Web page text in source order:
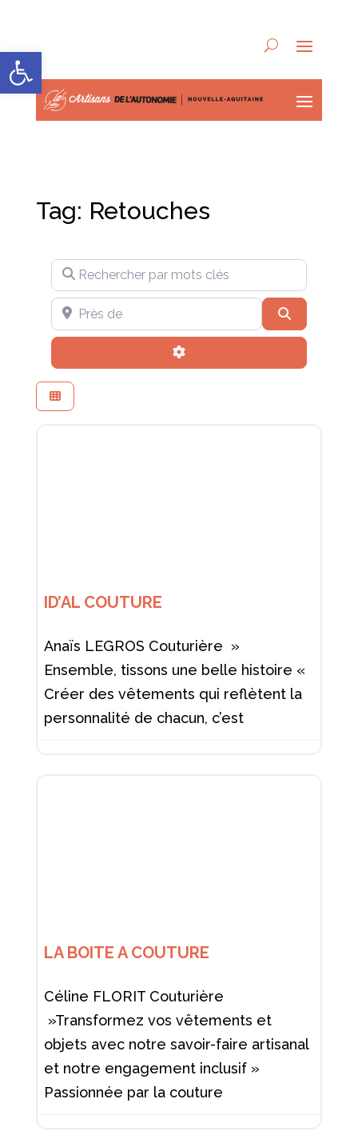
Tag: Retouches
Rechercher par mots clés
Près de
Advanced Filters
ID’AL COUTURE
Anaïs LEGROS Couturière »
Ensemble, tissons une belle histoire «
Créer des vêtements qui reflètent la
personnalité de chacun, c’est
LA BOITE A COUTURE
Céline FLORIT Couturière
»Transformez vos vêtements et
objets avec notre savoir-faire artisanal
et notre engagement inclusif »
Passionnée par la couture
Ouvrir la barre d’outils